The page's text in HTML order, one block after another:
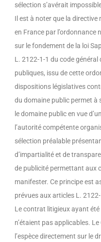
sélection s’avérait
Il est à noter que la
en France par l’ordonnance
sur le fondement de la loi
L. 2122-1-1 du code
publiques, issu de cette
dispositions législatives
du domaine public permet à
le domaine public en vue
l’autorité compétente
sélection préalable
d’impartialité et de
de publicité permettant aux
manifester. Ce principe est
prévues aux articles L.
Le contrat litigieux ayant
n’étaient pas applicables.
l’espèce directement sur le